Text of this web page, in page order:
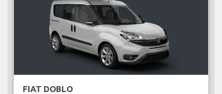
FIAT DOBLO